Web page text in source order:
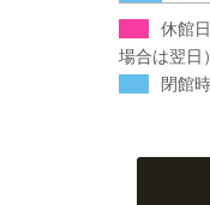
休館
場合は翌日
閉館